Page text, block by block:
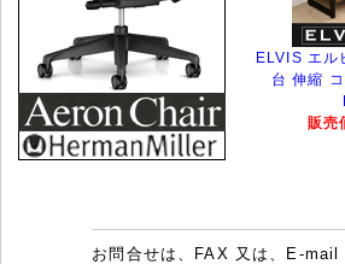
ELVIS エル
台 伸縮
販売
お問合せは、FAX 又は、E-